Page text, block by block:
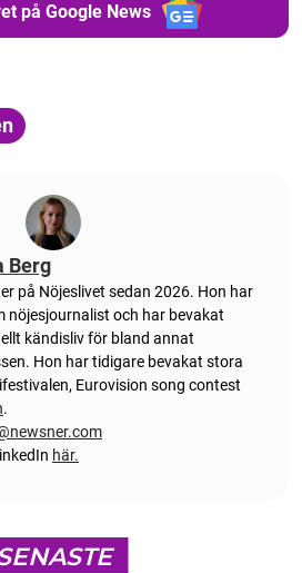
på Google News
Berg
på Nöjeslivet sedan 2026. Hon har
nöjesjournalist och har bevakat
kändisliv för bland annat
Hon har tidigare bevakat stora
Eurovision song contest
.
här.